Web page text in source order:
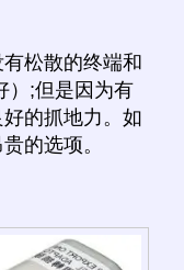
松散的终端和
）;但是因为有
的抓地力。如
的选项。